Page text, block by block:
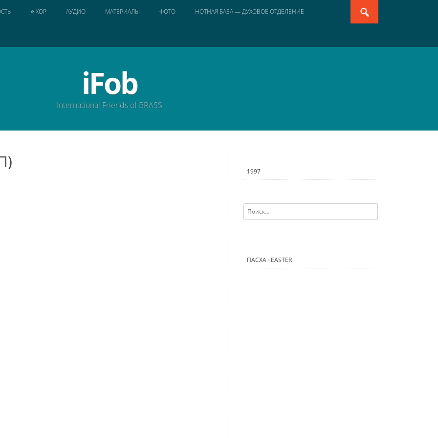
Search
for:
⭐ ХОР АУДИО МАТЕРИАЛЫ ФОТО НОТНАЯ БАЗА — ДУХОВОЕ ОТДЕЛЕНИЕ
iFob
International Friends of BRASS
1997
Найти:
ПАСХА · EASTER